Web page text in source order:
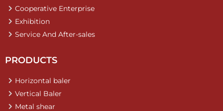
Cooperative Enterprise
Exhibition
Service And After-sales
PRODUCTS
Horizontal baler
Vertical Baler
Metal shear